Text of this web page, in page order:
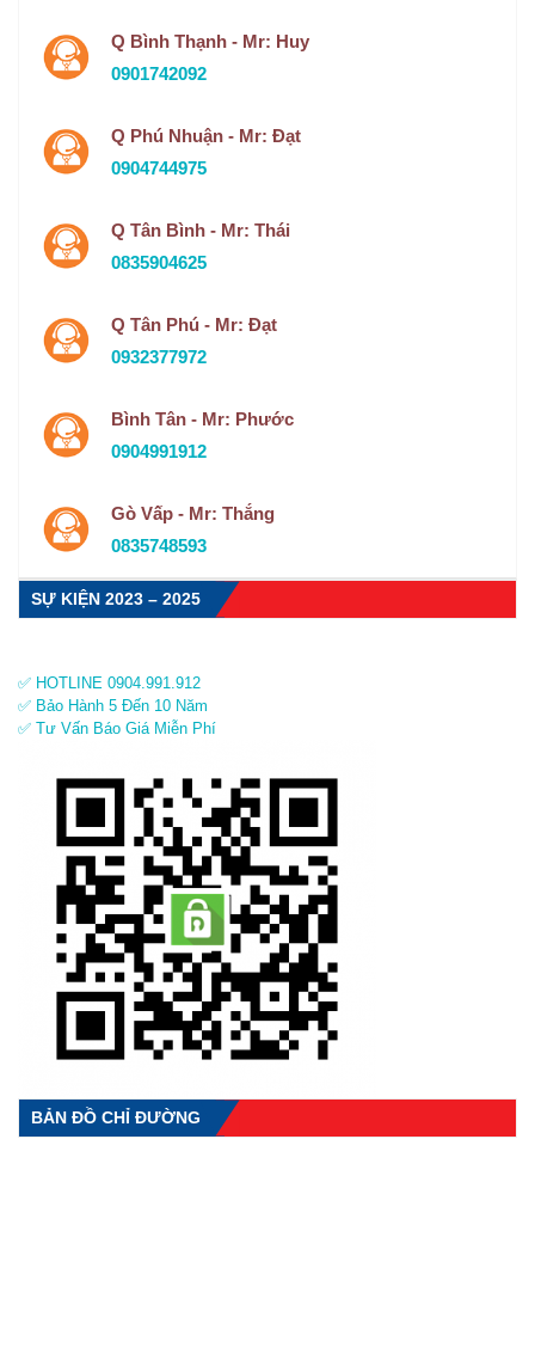
Q Bình Thạnh - Mr: Huy
0901742092
Q Phú Nhuận - Mr: Đạt
0904744975
Q Tân Bình - Mr: Thái
0835904625
Q Tân Phú - Mr: Đạt
0932377972
Bình Tân - Mr: Phước
0904991912
Gò Vấp - Mr: Thắng
0835748593
SỰ KIỆN 2023 – 2025
✅ HOTLINE 0904.991.912
✅ Bảo Hành 5 Đến 10 Năm
✅ Tư Vấn Báo Giá Miễn Phí
BẢN ĐỒ CHỈ ĐƯỜNG